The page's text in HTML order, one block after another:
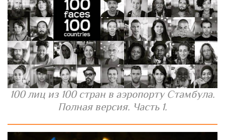
100 лиц из 100 стран в аэропорту Стамбула.
Полная версия. Часть 1.